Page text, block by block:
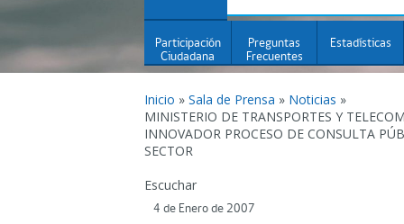
Participación
Ciudadana
Preguntas
Frecuentes
Estadísticas
Inicio » Sala de Prensa » Noticias »
MINISTERIO DE TRANSPORTES Y
INNOVADOR PROCESO DE CONSULTA
SECTOR
Escuchar
4 de Enero de 2007